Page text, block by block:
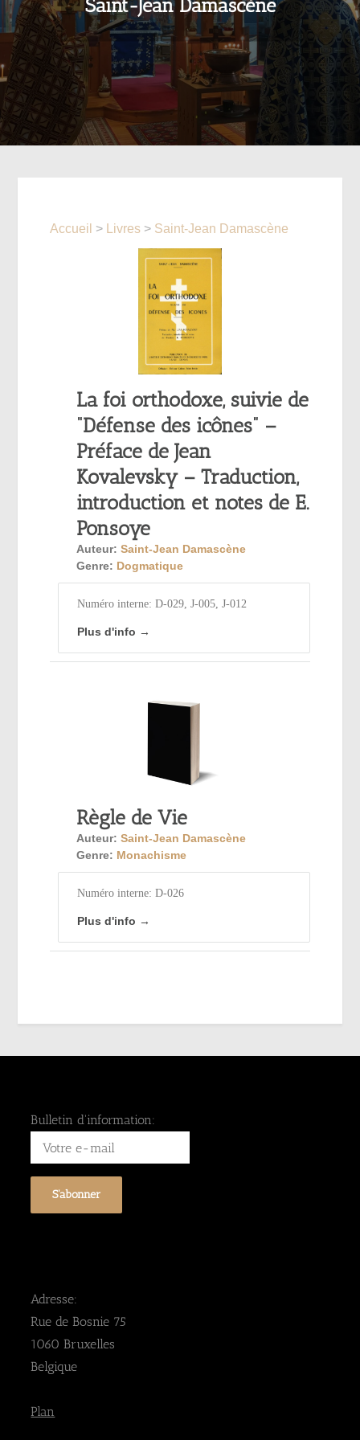
Saint-Jean Damascène
Accueil > Livres > Saint-Jean Damascène
La foi orthodoxe, suivie de
“Défense des icônes” –
Préface de Jean
Kovalevsky – Traduction,
introduction et notes de E.
Ponsoye
Auteur: Saint-Jean Damascène
Genre: Dogmatique
Numéro interne: D-029, J-005, J-012
Plus d'info →
Règle de Vie
Auteur: Saint-Jean Damascène
Genre: Monachisme
Numéro interne: D-026
Plus d'info →
Bulletin d'information:
Adresse:
Rue de Bosnie 75
1060 Bruxelles
Belgique
Plan